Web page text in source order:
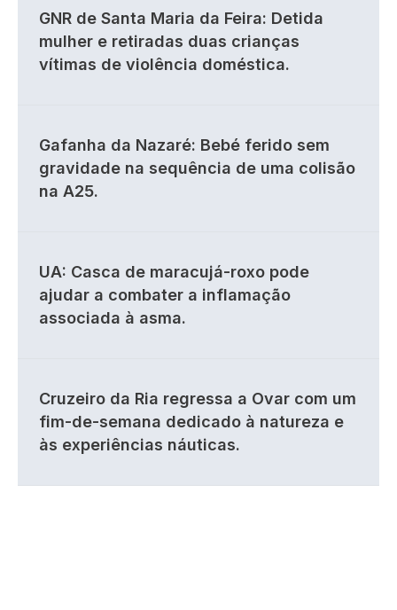
GNR de Santa Maria da Feira: Detida
mulher e retiradas duas crianças
vítimas de violência doméstica.
Gafanha da Nazaré: Bebé ferido sem
gravidade na sequência de uma colisão
na A25.
UA: Casca de maracujá-roxo pode
ajudar a combater a inflamação
associada à asma.
Cruzeiro da Ria regressa a Ovar com um
fim-de-semana dedicado à natureza e
às experiências náuticas.